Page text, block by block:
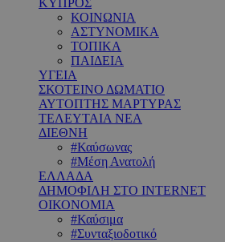
ΚΥΠΡΟΣ
ΚΟΙΝΩΝΙΑ
ΑΣΤΥΝΟΜΙΚΑ
ΤΟΠΙΚΑ
ΠΑΙΔΕΙΑ
ΥΓΕΙΑ
ΣΚΟΤΕΙΝΟ ΔΩΜΑΤΙΟ
ΑΥΤΟΠΤΗΣ ΜΑΡΤΥΡΑΣ
ΤΕΛΕΥΤΑΙΑ ΝΕΑ
ΔΙΕΘΝΗ
#Καύσωνας
#Μέση Ανατολή
ΕΛΛΑΔΑ
ΔΗΜΟΦΙΛΗ ΣΤΟ INTERNET
ΟΙΚΟΝΟΜΙΑ
#Καύσιμα
#Συνταξιοδοτικό